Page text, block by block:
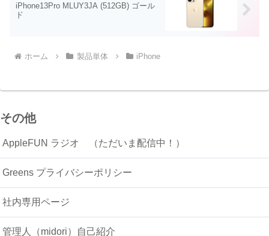
iPhone13Pro MLUY3JA (512GB) ゴール
ド
ホーム 製品単体 iPhone
その他
AppleFUN ラジオ （ただいま配信中！）
Greens プライバシーポリシー
社内専用ページ
管理人（midori）自己紹介